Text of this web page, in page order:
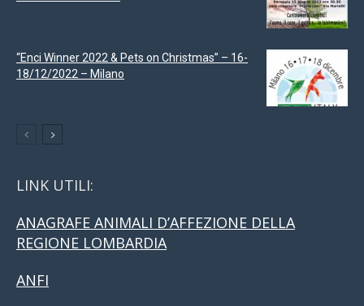
“Enci Winner 2022 & Pets on Christmas” – 16-
18/12/2022 – Milano
LINK UTILI:
ANAGRAFE ANIMALI D’AFFEZIONE DELLA
REGIONE LOMBARDIA
ANFI